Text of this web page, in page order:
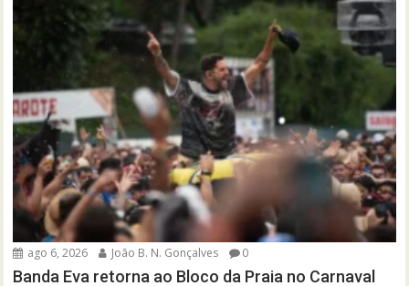
ago 6, 2026 João B. N. Gonçalves 0
Banda Eva retorna ao Bloco da Praia no Carnaval